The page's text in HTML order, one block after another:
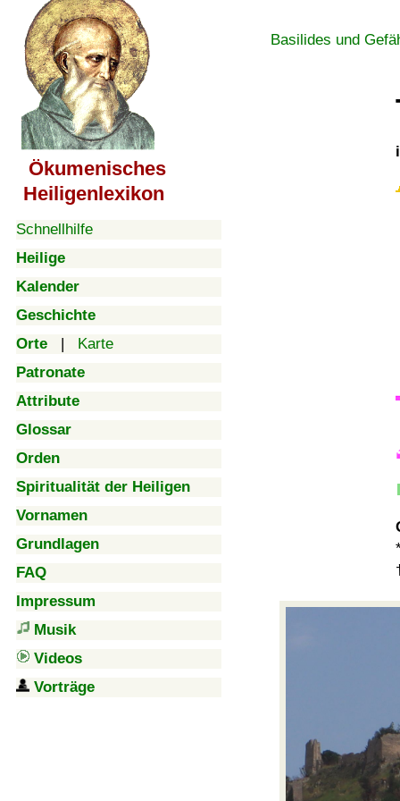
Ökumenisches
Heiligenlexikon
Schnellhilfe
Heilige
Kalender
Geschichte
Orte | Karte
Patronate
Attribute
Glossar
Orden
Spiritualität der Heiligen
Vornamen
Grundlagen
FAQ
Impressum
Musik
Videos
Vorträge
Basilides und